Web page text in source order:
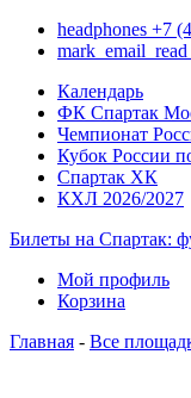
headphones +7
mark_email_read
Календарь
ФК Спартак
Чемпионат
Кубок России
Спартак ХК
КХЛ 2026/2027
Билеты на Спартак:
Мой профиль
Корзина
Главная - Все